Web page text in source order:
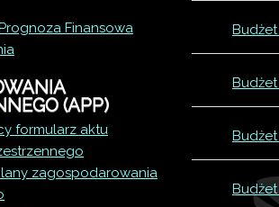
Budżet
Budżet
Budżet
Finansowa
(APP)
formularz aktu
zagospodarowania